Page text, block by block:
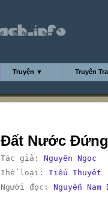
Truyện ▼ Truyện
Đất Nước
Tác giả: Nguyên Ngọc
Thể loại: Tiểu Thuyết
Người đọc: Nguyễn Nam